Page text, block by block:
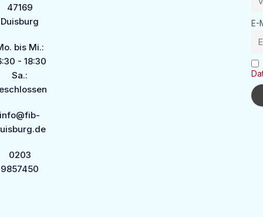
47169
Duisburg
bis Mi.:
- 18:30
Sa.:
info@fib-
0203
9857450
E-